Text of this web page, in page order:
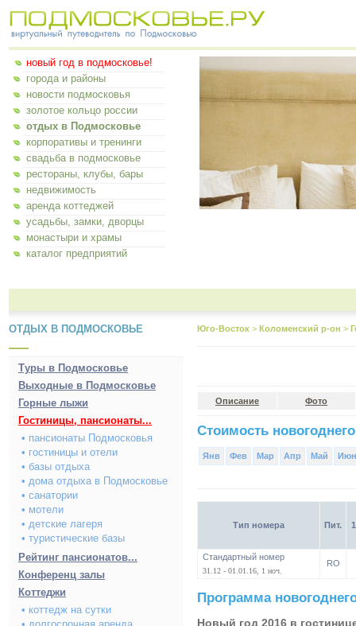
новый год в подмосковье!
города и районы
новости подмосковья
золотое кольцо россии
отдых в Подмосковье
корпоративы и тренинги
свадьба в подмосковье
рестораны, клубы, бары
недвижимость
аренда коттеджей
усадьбы, замки, дворцы
монастыри и храмы
каталог предприятий
ОТДЫХ В ПОДМОСКОВЬЕ
Туры в Подмосковье
Выходные в Подмосковье
Горные лыжи
Гостиницы, пансионаты...
• пансионаты Подмосковья
• гостиницы и отели
• базы отдыха
• дома отдыха в Подмосковье
• санатории
• мотели
• детские лагеря
• туристические базы
Рейтинг пансионатов...
Конференц залы
Коттеджи
• коттедж на сутки
Юго-Восток > Коломенский р-он >
Описание Фото
Стоимость
Янв Фев Мар Апр Май Июн
Тип номера Пит.
Стандартный номер
31.12 - 01.01.16, 1 ноч.
RO
Программа
Новый год 2016 в